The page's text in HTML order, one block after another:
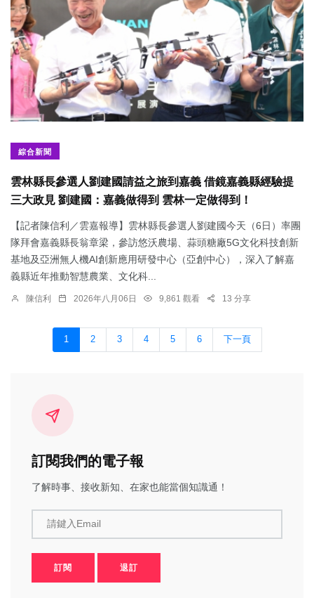
綜合新聞
雲林縣長參選人劉建國請益之旅到嘉義 借鏡嘉義縣經驗提
三大政見 劉建國：嘉義做得到 雲林一定做得到！
【記者陳信利／雲嘉報導】雲林縣長參選人劉建國今天（6日）率團
隊拜會嘉義縣長翁章梁，參訪悠沃農場、蒜頭糖廠5G文化科技創新
基地及亞洲無人機AI創新應用研發中心（亞創中心），深入了解嘉
義縣近年推動智慧農業、文化科...
陳信利 2026年八月06日 9,861 觀看 13 分享
1 2 3 4 5 6 下一頁
訂閱我們的電子報
了解時事、接收新知、在家也能當個知識通！
請鍵入Email
訂閱 退訂